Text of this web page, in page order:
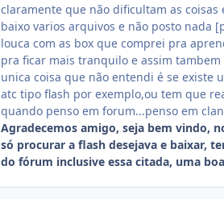
claramente que não dificultam as
baixo varios arquivos e não posto nada
louca com as box que comprei pra
pra ficar mais tranquilo e assim
unica coisa que não entendi é se existe
atc tipo flash por exemplo,ou tem que
quando penso em forum...penso em
Agradecemos amigo, seja bem vindo,
só procurar a flash desejava e baixar,
do fórum inclusive essa citada, uma